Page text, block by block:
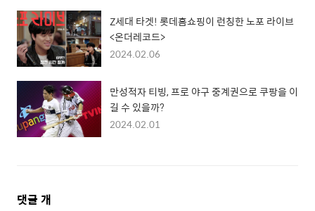
Z세대 타겟! 롯데홈쇼핑이 런칭한 노포 라이브
<온더레코드>
2024.02.06
만성적자 티빙, 프로 야구 중계권으로 쿠팡을 이
길 수 있을까?
2024.02.01
댓
댓글 개